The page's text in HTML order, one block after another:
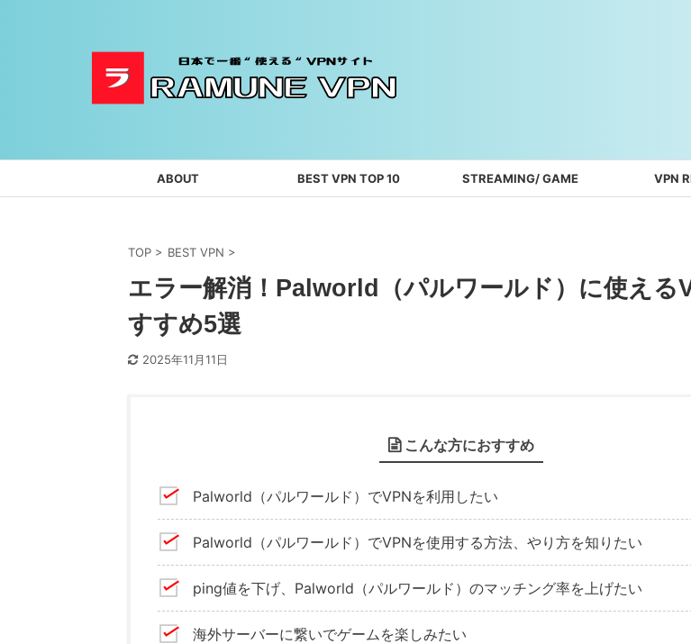
ABOUT BEST VPN TOP 10 STREAMING/ GAME VPN
TOP > BEST VPN >
エラー解消！Palworld（パルワールド）に使える
すすめ5選
2025年11月11日
こんな方におすすめ
Palworld（パルワールド）でVPNを利用したい
Palworld（パルワールド）でVPNを使用する方法、やり方を知りたい
ping値を下げ、Palworld（パルワールド）のマッチング率を上げたい
海外サーバーに繋いでゲームを楽しみたい